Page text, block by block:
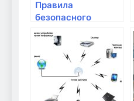
Правила
безопасного
устройств в доме:
защита умного
дома